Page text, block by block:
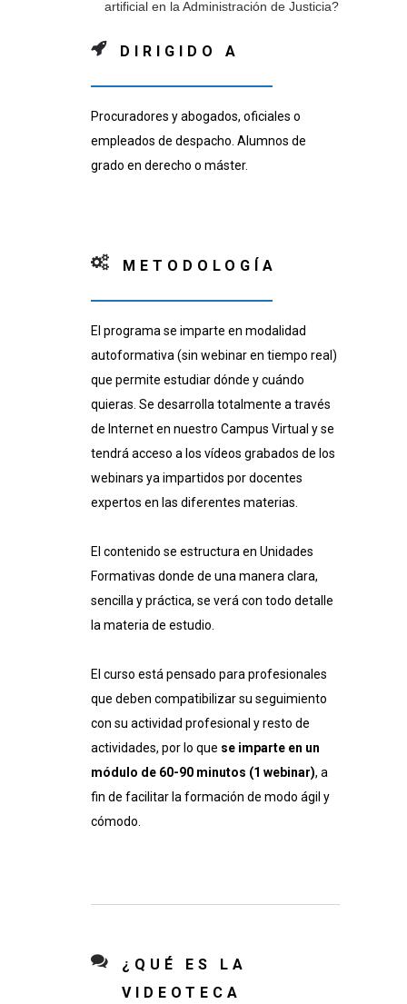
artificial en la Administración de Justicia?
DIRIGIDO A
Procuradores y abogados, oficiales o
empleados de despacho. Alumnos de
grado en derecho o máster.
METODOLOGÍA
El programa se imparte en modalidad
autoformativa (sin webinar en tiempo real)
que permite estudiar dónde y cuándo
quieras. Se desarrolla totalmente a través
de Internet en nuestro Campus Virtual y se
tendrá acceso a los vídeos grabados de los
webinars ya impartidos por docentes
expertos en las diferentes materias.
El contenido se estructura en Unidades
Formativas donde de una manera clara,
sencilla y práctica, se verá con todo detalle
la materia de estudio.
El curso está pensado para profesionales
que deben compatibilizar su seguimiento
con su actividad profesional y resto de
actividades, por lo que se imparte en un
módulo de 60-90 minutos (1 webinar), a
fin de facilitar la formación de modo ágil y
cómodo.
¿QUÉ ES LA
VIDEOTECA